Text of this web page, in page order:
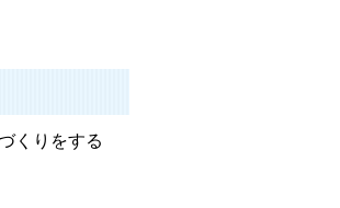
くりをする